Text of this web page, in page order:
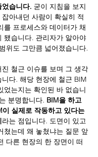
습니다. 굳이 지침을 보지
아내던 사람이 확실히 적
를 프로세스와 데이터가 채
됐습니다. 관리자가 알아야
위도 그만큼 넓어졌습니다.
철근 이슈를 보며 그 생각
다. 해당 현장에 철근 BIM
었는지는 확인된 바 없습니
분명합니다. BIM을 하고
이 실제로 작동하고 있다는
라는 점입니다. 도면이 있고
쳤는데 왜 놓쳤냐는 질문 앞
다른 현장의 한 장면이 떠